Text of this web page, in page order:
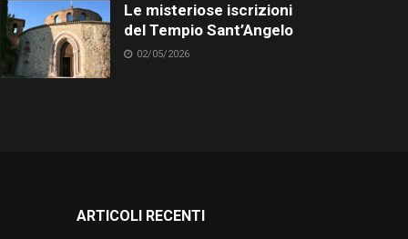
Le misteriose iscrizioni
del Tempio Sant’Angelo
02/05/2026
ARTICOLI RECENTI